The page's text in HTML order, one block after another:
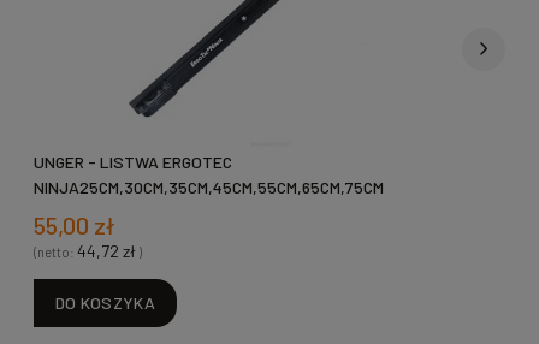
UNGER - LISTWA ERGOTEC
NINJA25CM,30CM,35CM,45CM,55CM,65CM,75CM
55,00 zł
(netto: 44,72 zł )
DO KOSZYKA